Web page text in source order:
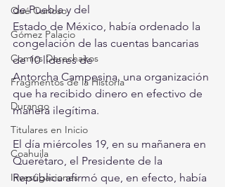
Qué Curioso
Gómez Palacio
Comics Derechairos
Fragmentos de la Historia
Durango
Titulares en Inicio
Coahuila
Investigaciones
de Puebla y del
Estado de México, había ordenado la
congelación de las cuentas bancarias
de 10 líderes de
Antorcha Campesina, una organización
que ha recibido dinero en efectivo de
manera ilegítima.
El día miércoles 19, en su mañanera en
Querétaro, el Presidente de la
República afirmó que, en efecto, había